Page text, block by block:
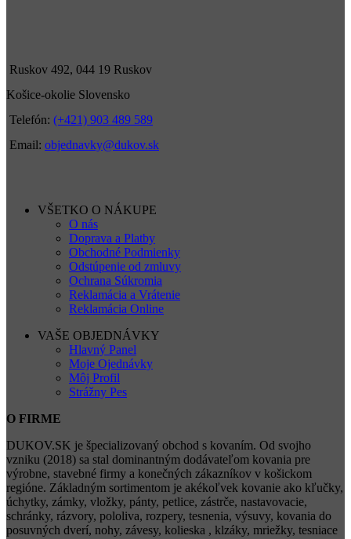
Ruskov 492, 044 19 Ruskov
Košice-okolie Slovensko
Telefón: (+421) 903 489 589
Email: objednavky@dukov.sk
VŠETKO O NÁKUPE
O nás
Doprava a Platby
Obchodné Podmienky
Odstúpenie od zmluvy
Ochrana Súkromia
Reklamácia a Vrátenie
Reklamácia Online
VAŠE OBJEDNÁVKY
Hlavný Panel
Moje Ojednávky
Môj Profil
Strážny Pes
O FIRME
DUKOV.SK je špecializovaný obchod s kovaním. Od svojho
vzniku (2018) sa stal dominantným dodávateľom kovania pre
výrobne, stavebné firmy a konečných zákazníkov v košickom
regióne. Základným sortimentom je akékoľvek kovanie ako kľučky,
úchytky, zámky, vložky, pánty, petlice, zástrče, nastavovacie,
schránky, rázvory, pololiva, rozpery, tesnenia, výsuvy, kovania do
posuvných dverí, nohy, závesy, kolieska , klzáky, mriežky, tesniace